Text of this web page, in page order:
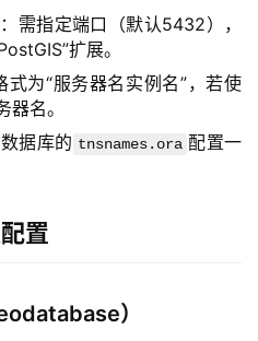
：需指定端口（默认5432），
扩展。
式为“服务器名实例名”，若使
名。
据库的 tnsnames.ora 配置一
置
）